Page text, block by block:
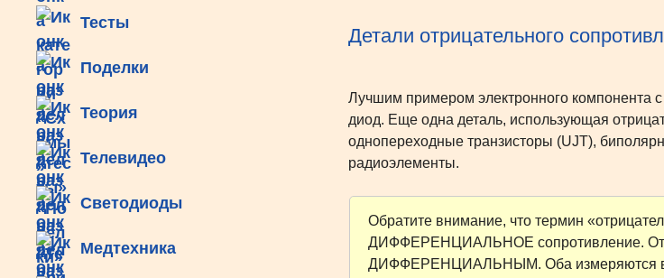
Детали отрицательного
Лучшим примером электронного компонента
диод. Еще одна деталь, использующая
однопереходные транзисторы (UJT),
радиоэлементы.
Обратите внимание, что термин
ДИФФЕРЕНЦИАЛЬНОЕ сопротивление.
ДИФФЕРЕНЦИАЛЬНЫМ. Оба измеряются в
Тесты
Поделки
Теория
Телевидео
Светодиоды
Медтехника